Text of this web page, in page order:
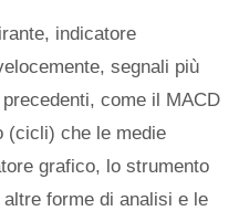
indicatore
segnali più
come il MACD
(cicli) che le medie
grafico, lo strumento
forme di analisi e le